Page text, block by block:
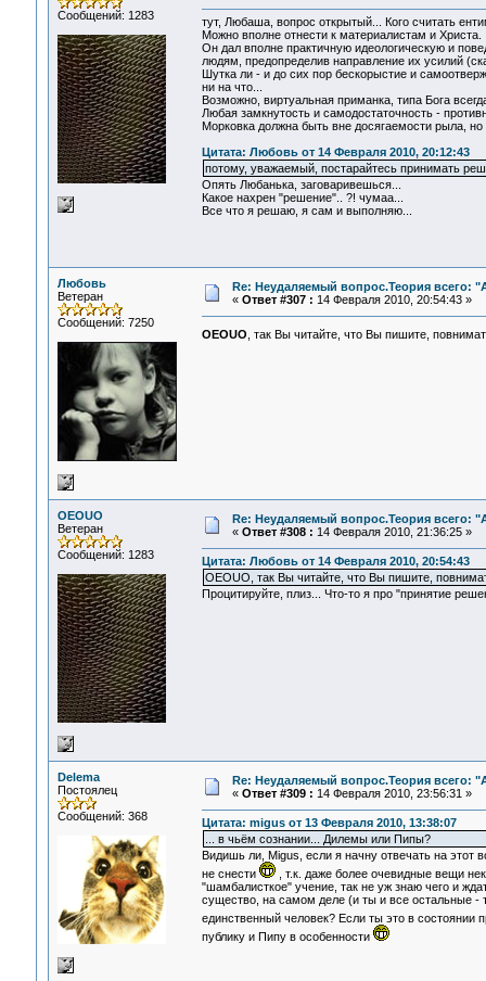
Сообщений: 1283
тут, Любаша, вопрос открытый... Кого считать
Можно вполне отнести к материалистам и Христа.
Он дал вполне практичную идеологическую и
людям, предопределив направление их усилий
Шутка ли - и до сих пор бескорыстие и
ни на что...
Возможно, виртуальная приманка, типа Бога
Любая замкнутость и самодостаточность -
Морковка должна быть вне досягаемости рыла,
Цитата: Любовь от 14 Февраля 2010, 20:12:43
потому, уважаемый, постарайтесь принимать
Опять Любанька, заговаривешься...
Какое нахрен "решение".. ?! чумаа...
Все что я решаю, я сам и выполняю...
Любовь
Ветеран
Сообщений: 7250
Re: Неудаляемый вопрос.Теория всего:
« Ответ #307 : 14 Февраля 2010, 20:54:43 »
OEOUO , так Вы читайте, что Вы пишите,
OEOUO
Ветеран
Сообщений: 1283
Re: Неудаляемый вопрос.Теория всего:
« Ответ #308 : 14 Февраля 2010, 21:36:25 »
Цитата: Любовь от 14 Февраля 2010, 20:54:43
OEOUO, так Вы читайте, что Вы пишите,
Процитируйте, плиз... Что-то я про "принятие
Delema
Постоялец
Сообщений: 368
Re: Неудаляемый вопрос.Теория всего:
« Ответ #309 : 14 Февраля 2010, 23:56:31 »
Цитата: migus от 13 Февраля 2010, 13:38:07
... в чьём сознании... Дилемы или Пипы?
Видишь ли, Migus, если я начну отвечать на этот
не снести
, т.к. даже более очевидные вещи
"шамбалисткое" учение, так не уж знаю чего и
существо, на самом деле (и ты и все остальные -
единственный человек? Если ты это в состоянии
публику и Пипу в особенности